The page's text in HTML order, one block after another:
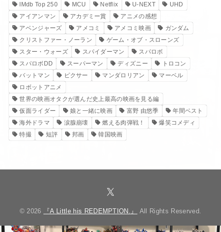
IMdb Top 250
MCU Netflix U-NEXT
UHD
アイアンマン
アカデミー賞
アニメの感想
アベンジャーズ
アメコミ アメコミ映画
ガンダム
クリストファー・ノーラン
ゲーム・オブ・スローンズ
スター・ウォーズ
スパイダーマン
スパロボ
スパロボDD
スーパーマン ディズニー
トロコン
バットマン
ピクサー マンダロリアン
マーベル
ロボットアニメ
世界の映画オタクが選んだ史上最高の映画を見る編
仮面ライダー
娘と一緒に映画 富野 由悠季
年間ベスト
海外ドラマ
涙腺崩壊 燃える肉弾戦！
爆笑コメディ
特撮
短評 邦画 韓国映画
© 2026 『A Little his REDEMPTION.』 All Rights Reserved.